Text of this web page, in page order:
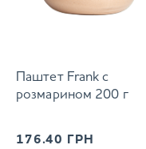
Паштет Frank с
розмарином 200 г
176.40 ГРН